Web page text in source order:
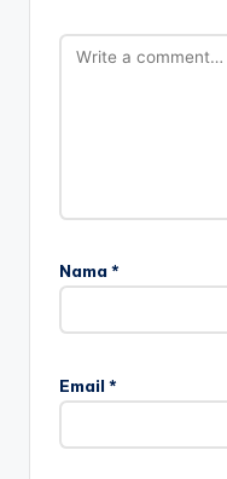
Nama *
Email *